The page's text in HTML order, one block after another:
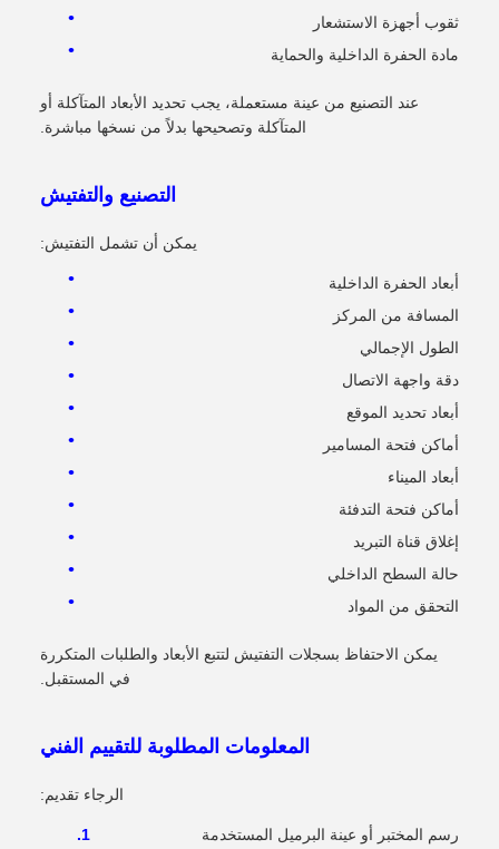
ثقوب أجهزة الاستشعار
مادة الحفرة الداخلية والحماية
عند التصنيع من عينة مستعملة، يجب تحديد الأبعاد المتآكلة أو
المتآكلة وتصحيحها بدلاً من نسخها مباشرة.
التصنيع والتفتيش
يمكن أن تشمل التفتيش:
أبعاد الحفرة الداخلية
المسافة من المركز
الطول الإجمالي
دقة واجهة الاتصال
أبعاد تحديد الموقع
أماكن فتحة المسامير
أبعاد الميناء
أماكن فتحة التدفئة
إغلاق قناة التبريد
حالة السطح الداخلي
التحقق من المواد
يمكن الاحتفاظ بسجلات التفتيش لتتبع الأبعاد والطلبات المتكررة
في المستقبل.
المعلومات المطلوبة للتقييم الفني
الرجاء تقديم:
رسم المختبر أو عينة البرميل المستخدمة